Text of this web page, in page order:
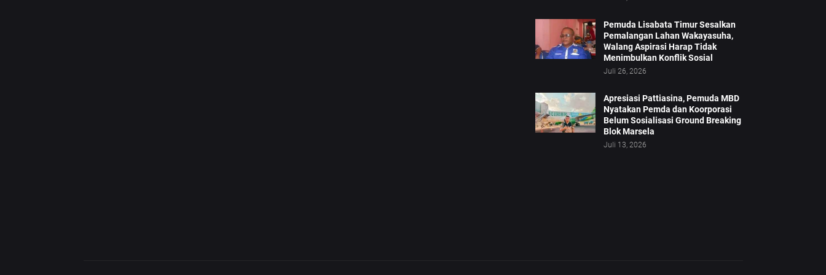
Pemuda Lisabata Timur Sesalkan
Pemalangan Lahan Wakayasuha,
Walang Aspirasi Harap Tidak
Menimbulkan Konflik Sosial
Juli 26, 2026
Apresiasi Pattiasina, Pemuda MBD
Nyatakan Pemda dan Koorporasi
Belum Sosialisasi Ground Breaking
Blok Marsela
Juli 13, 2026